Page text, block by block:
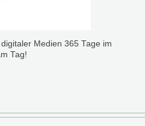
Medien 365 Tage im
Tag!